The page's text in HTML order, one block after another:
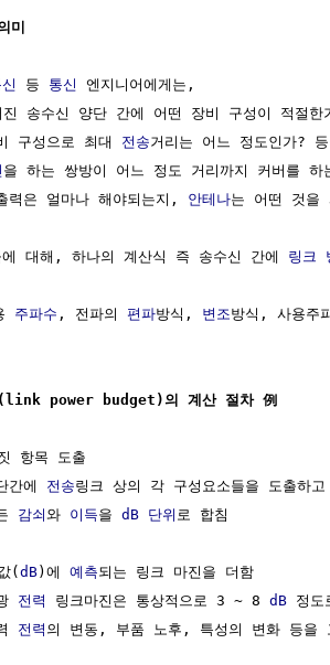
미
등 통신
엔지니어에게는,
송수신 양단 간에 어떤 장비 구성이 적절
구성으로 최대
전송거리는 어느 정도인가?
을 하는 쌍방이 어느 정도 거리까지 커버를
은 얼마나 해야되는지,
안테나는 어떤 것을
대해, 하나의 계산식 즉 송수신 간에
링크
주파수 , 전파의 편파방식, 변조방식, 사용주
(link power budget)의 계산 절차 例
항목 도출
간에
전송링크 상의 각 구성요소들을 도출하고
감쇠와 이득을 dB 단위 로 합침
(
dB)에 예측되는 링크 마진을 더함
전력 링크마진은 통상적으로 3 ~ 8 dB 정
전력 의 변동, 부품 노후, 특성의 변화 등을